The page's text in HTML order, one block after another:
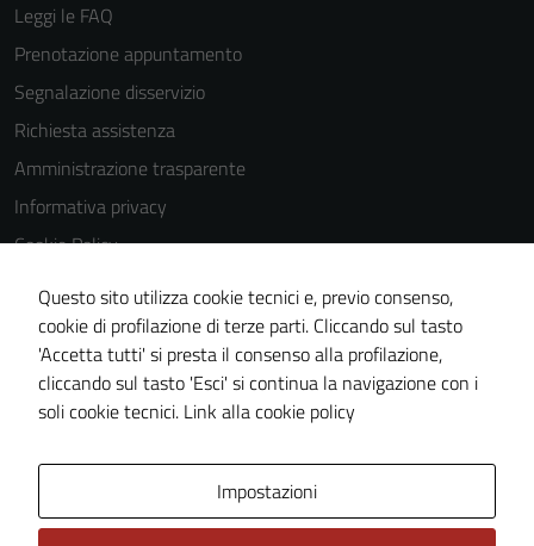
Leggi le FAQ
Prenotazione appuntamento
Segnalazione disservizio
Richiesta assistenza
Amministrazione trasparente
Informativa privacy
Cookie Policy
Note legali
Dichiarazione di accessibilità
Meccanismo di feedback
Piano di miglioramento del sito
Questo sito utilizza cookie tecnici e, previo consenso,
cookie di profilazione di terze parti. Cliccando sul tasto
'Accetta tutti' si presta il consenso alla profilazione,
cliccando sul tasto 'Esci' si continua la navigazione con i
soli cookie tecnici. Link alla cookie policy
Impostazioni